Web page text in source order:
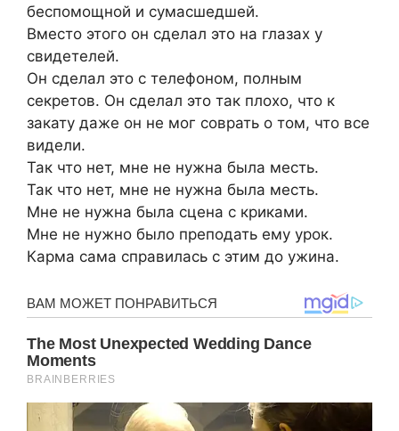
беспомощной и сумасшедшей.
Вместо этого он сделал это на глазах у
свидетелей.
Он сделал это с телефоном, полным
секретов. Он сделал это так плохо, что к
закату даже он не мог соврать о том, что все
видели.
Так что нет, мне не нужна была месть.
Так что нет, мне не нужна была месть.
Мне не нужна была сцена с криками.
Мне не нужно было преподать ему урок.
Карма сама справилась с этим до ужина.